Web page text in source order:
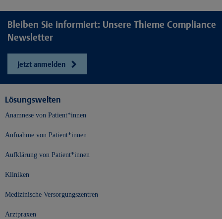
Bleiben Sie informiert: Unsere Thieme Compliance
Newsletter
Jetzt anmelden
Lösungswelten
Anamnese von Patient*innen
Aufnahme von Patient*innen
Aufklärung von Patient*innen
Kliniken
Medizinische Versorgungszentren
Arztpraxen